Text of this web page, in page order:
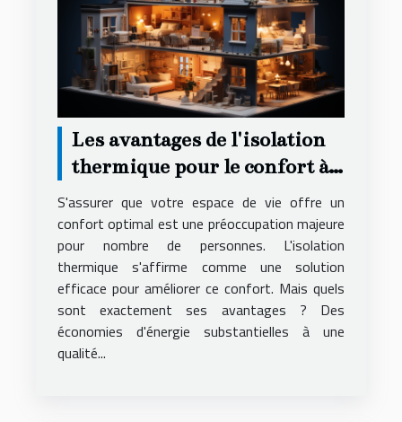
Les avantages de l'isolation
thermique pour le confort à
S'assurer que votre espace de vie offre un
confort optimal est une préoccupation majeure
pour nombre de personnes. L'isolation
thermique s'affirme comme une solution
efficace pour améliorer ce confort. Mais quels
sont exactement ses avantages ? Des
économies d'énergie substantielles à une
qualité...